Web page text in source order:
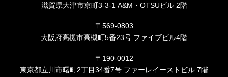
滋賀県大津市京町3-3-1 A&M・OTSUビル 2階
〒569-0803
大阪府高槻市高槻町5番23号 ファイブビル4階
〒190-0012
東京都立川市曙町2丁目34番7号 ファーレイーストビル 7階